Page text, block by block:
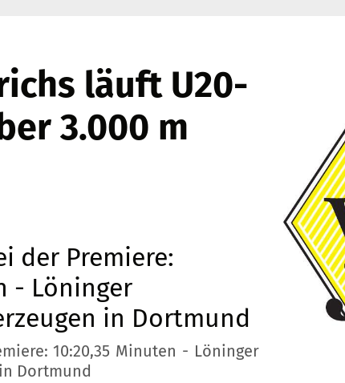
läuft U20-
3.000 m
der Premiere:
- Löninger
in Dortmund
10:20,35 Minuten - Löninger
Dortmund